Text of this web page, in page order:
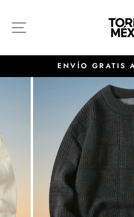
directamente
ENVÍO GRATIS